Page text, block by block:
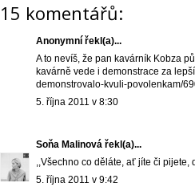
15 komentářů:
Anonymní řekl(a)...
A to nevíš, že pan kavárník Kobza
kavárně vede i demonstrace za
demonstrovalo-kvuli-povolenkam/
5. října 2011 v 8:30
Soňa Malinová řekl(a)...
,,Všechno co děláte, ať jíte či pijete,
5. října 2011 v 9:42